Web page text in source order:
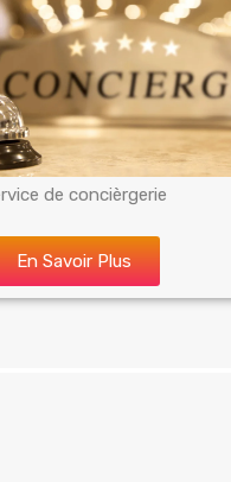
de concièrgerie
En Savoir Plus